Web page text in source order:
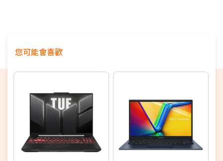
您可能會喜歡